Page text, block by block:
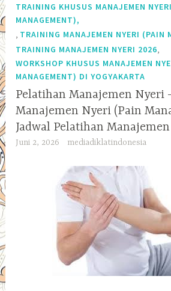
TRAINING KHUSUS MANAJEMEN
MANAGEMENT),
TRAINING MANAJEMEN NYERI (PAIN
TRAINING MANAJEMEN NYERI 2026
WORKSHOP KHUSUS MANAJEMEN
MANAGEMENT) DI YOGYAKARTA
Pelatihan Manajemen Nyeri
Manajemen Nyeri (Pain
Jadwal Pelatihan
Juni 2, 2026 mediadiklatindonesia